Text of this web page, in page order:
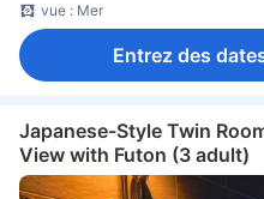
vue : Mer
Entrez des
Japanese-Style Twin
View with Futon (3 adult)